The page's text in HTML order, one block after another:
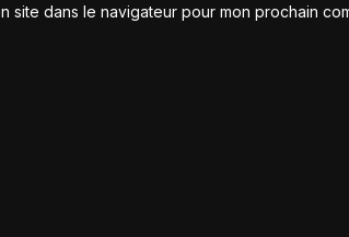
site dans le navigateur pour mon prochain